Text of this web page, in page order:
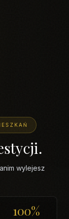
wylejesz
100%